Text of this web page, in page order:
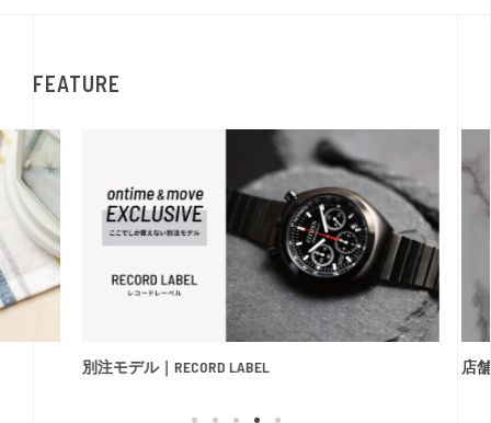
FEATURE
別注モデル｜RECORD LABEL 店